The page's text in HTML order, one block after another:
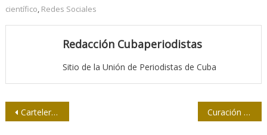
científico Redes Sociales
Redacción Cubaperiodistas
Sitio de la Unión de Periodistas de Cuba
Navegación
Cartelera Cinematográfica Cubana, un texto muy útil Curación de contenidos, un viejo concepto en el escenario digital